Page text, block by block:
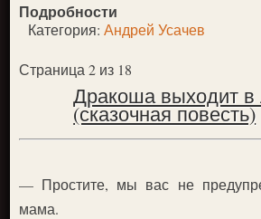
Популярное
Подробности
Категория:Андрей Усачев
Страница 2 из 18
Дракоша выходит
(сказочная повесть)
— Простите, мы вас не
мама.